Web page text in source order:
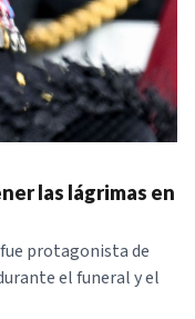
las lágrimas en
fue protagonista de
el funeral y el